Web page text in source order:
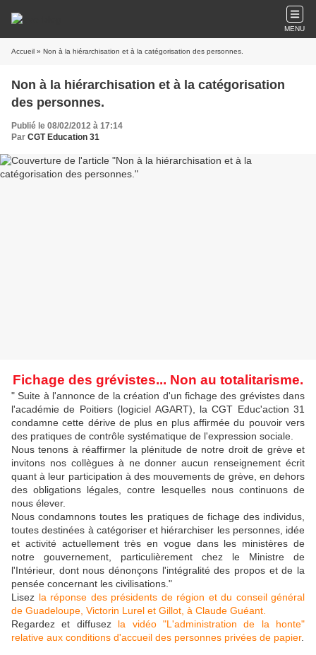
MENU
Accueil » Non à la hiérarchisation et à la catégorisation des personnes.
Non à la hiérarchisation et à la catégorisation
des personnes.
Publié le 08/02/2012 à 17:14
Par CGT Education 31
Fichage des grévistes... Non au totalitarisme.
" Suite à l'annonce de la création d'un fichage des grévistes dans
l'académie de Poitiers (logiciel AGART), la CGT Educ'action 31
condamne cette dérive de plus en plus affirmée du pouvoir vers
des pratiques de contrôle systématique de l'expression sociale.
Nous tenons à réaffirmer la plénitude de notre droit de grève et
invitons nos collègues à ne donner aucun renseignement écrit
quant à leur participation à des mouvements de grève, en dehors
des obligations légales, contre lesquelles nous continuons de
nous élever.
Nous condamnons toutes les pratiques de fichage des individus,
toutes destinées à catégoriser et hiérarchiser les personnes, idée
et activité actuellement très en vogue dans les ministères de
notre gouvernement, particulièrement chez le Ministre de
l'Intérieur, dont nous dénonçons l'intégralité des propos et de la
pensée concernant les civilisations."
Lisez la réponse des présidents de région et du conseil général
de Guadeloupe, Victorin Lurel et Gillot, à Claude Guéant.
Regardez et diffusez la vidéo "L'administration de la honte"
relative aux conditions d'accueil des personnes privées de papier.